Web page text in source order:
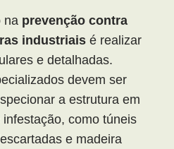
na prevenção contra
industriais é realizar
e detalhadas.
devem ser
a estrutura em
como túneis
e madeira